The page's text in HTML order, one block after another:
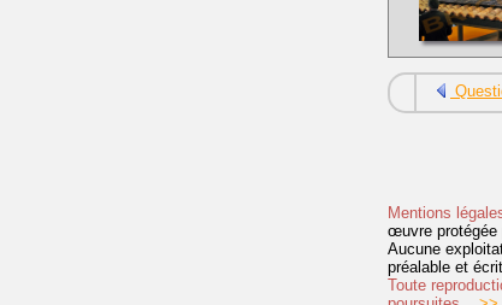
Mentions
œuvre protégée
Aucune
préalable et
Toute